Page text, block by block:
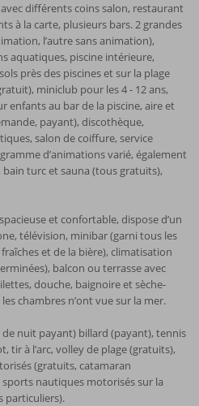
différents coins salon, restaurant
à la carte, plusieurs bars. 2 grandes
l’autre sans animation),
aquatiques, piscine intérieure,
près des piscines et sur la plage
miniclub pour les 4 - 12 ans,
enfants au bar de la piscine, aire et
payant), discothèque,
salon de coiffure, service
d’animations varié, également
turc et sauna (tous gratuits),
et confortable, dispose d’un
télévision, minibar (garni tous les
et de la bière), climatisation
balcon ou terrasse avec
douche, baignoire et sèche-
chambres n’ont vue sur la mer.
de nuit payant) billard (payant), tennis
tir à l’arc, volley de plage (gratuits),
(gratuits, catamaran
nautiques motorisés sur la
particuliers).